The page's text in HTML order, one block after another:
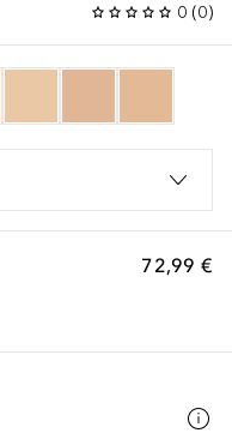
0 (0)
72,99 €